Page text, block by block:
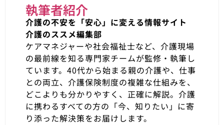
執筆者紹介
介護の不安を「安心」に変える情報サイト
介護のススメ編集部
ケアマネジャーや社会福祉士など、介護現場
の最前線を知る専門家チームが監修・執筆し
ています。40代から始まる親の介護や、仕事
との両立、介護保険制度の複雑な仕組みを、
どこよりも分かりやすく、正確に解説。介護
に携わるすべての方の「今、知りたい」に寄
り添った解決策をお届けします。